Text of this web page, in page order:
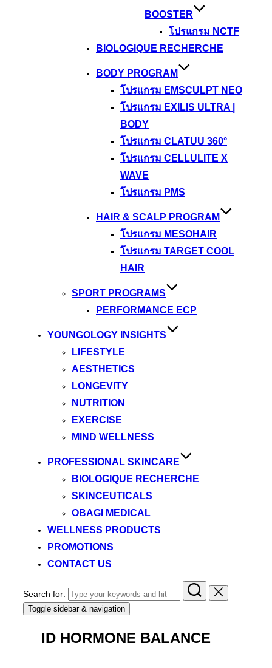
BOOSTER
โปรแกรม NCTF
BIOLOGIQUE RECHERCHE
BODY PROGRAM
โปรแกรม EMSCULPT NEO
โปรแกรม EXILIS ULTRA |
BODY
โปรแกรม CLATUU 360°
โปรแกรม CELLULITE X
WAVE
โปรแกรม PMS
HAIR & SCALP PROGRAM
โปรแกรม MESOHAIR
โปรแกรม TARGET COOL
HAIR
SPORT PROGRAMS
PERFORMANCE ECP
YOUNGOLOGY INSIGHTS
LIFESTYLE
AESTHETICS
LONGEVITY
NUTRITION
EXERCISE
MIND WELLNESS
PROFESSIONAL SKINCARE
BIOLOGIQUE RECHERCHE
SKINCEUTICALS
OBAGI MEDICAL
WELLNESS PRODUCTS
PROMOTIONS
CONTACT US
Search for:
Toggle sidebar & navigation
ID HORMONE BALANCE